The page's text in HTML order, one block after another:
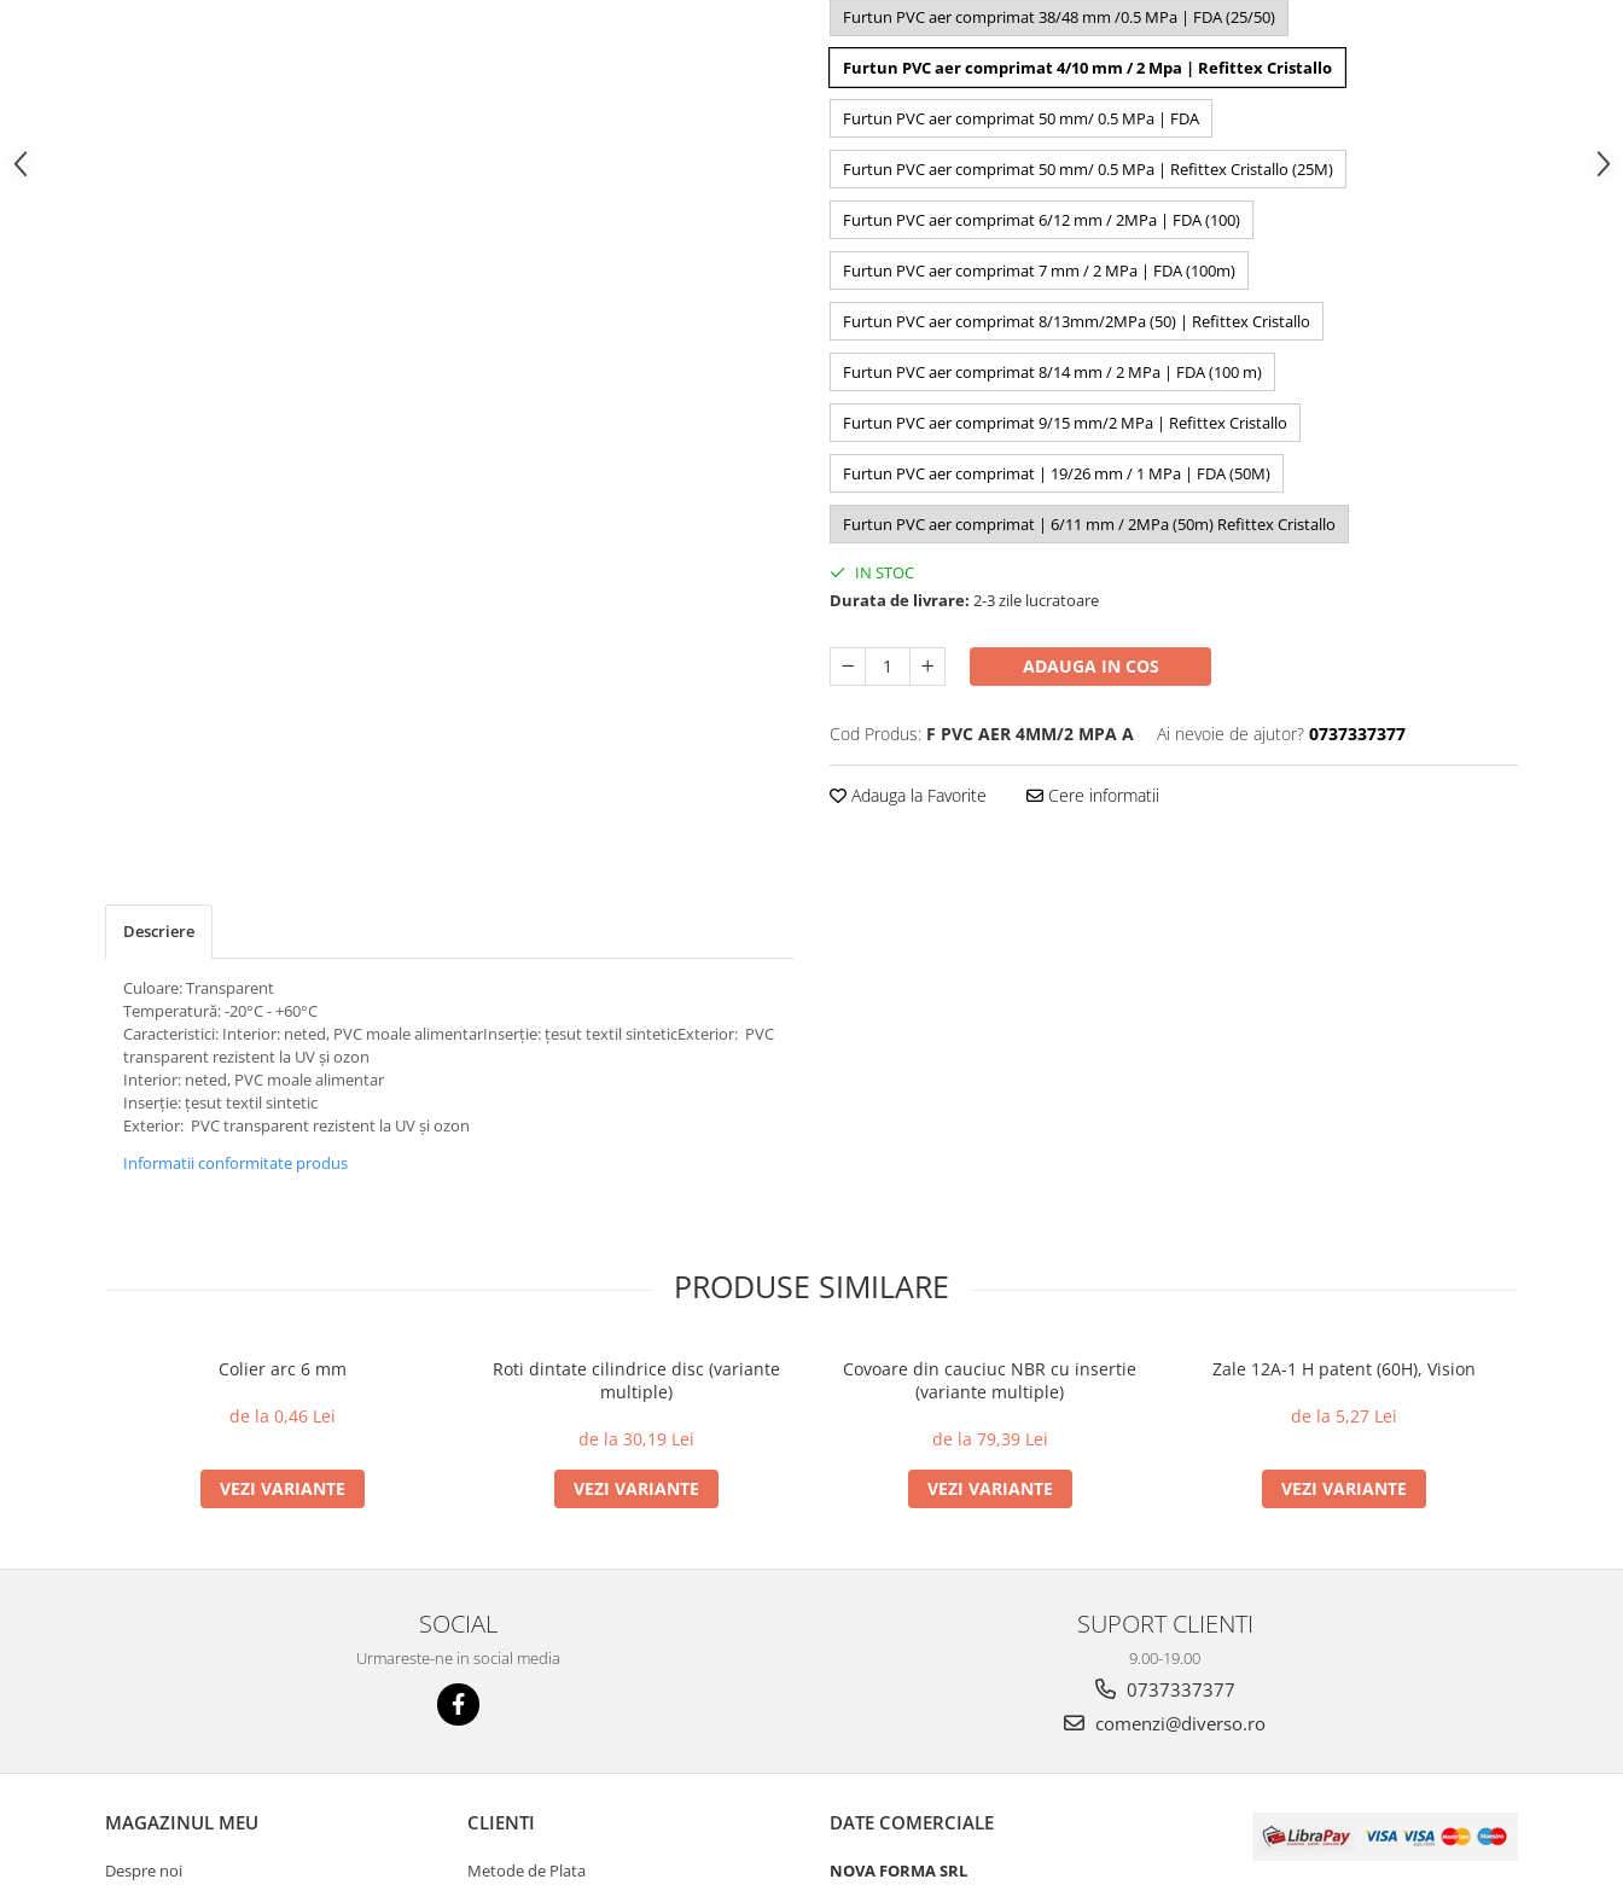
Furtun PVC aer comprimat 38/48 mm /0.5 MPa | FDA (25/50)
Furtun PVC aer comprimat 4/10 mm / 2 Mpa | Refittex Cristallo
Furtun PVC aer comprimat 50 mm/ 0.5 MPa | FDA
Furtun PVC aer comprimat 50 mm/ 0.5 MPa | Refittex Cristallo (25M)
Furtun PVC aer comprimat 6/12 mm / 2MPa | FDA (100)
Furtun PVC aer comprimat 7 mm / 2 MPa | FDA (100m)
Furtun PVC aer comprimat 8/13mm/2MPa (50) | Refittex Cristallo
Furtun PVC aer comprimat 8/14 mm / 2 MPa | FDA (100 m)
Furtun PVC aer comprimat 9/15 mm/2 MPa | Refittex Cristallo
Furtun PVC aer comprimat | 19/26 mm / 1 MPa | FDA (50M)
Furtun PVC aer comprimat | 6/11 mm / 2MPa (50m) Refittex Cristallo
IN STOC
Durata de livrare: 2-3 zile lucratoare
ADAUGA IN COS
Cod Produs: F PVC AER 4MM/2 MPA A Ai nevoie de ajutor? 0737337377
Adauga la Favorite Cere informatii
Descriere
Culoare: Transparent
Temperatură: -20°C - +60°C
Caracteristici: Interior: neted, PVC moale alimentarInserție: țesut textil sinteticExterior: PVC
transparent rezistent la UV și ozon
Interior: neted, PVC moale alimentar
Inserție: țesut textil sintetic
Exterior: PVC transparent rezistent la UV și ozon
Informatii conformitate produs
PRODUSE SIMILARE
Colier arc 6 mm
de la 0,46 Lei
VEZI VARIANTE
Roti dintate cilindrice disc (variante
multiple)
de la 30,19 Lei
VEZI VARIANTE
Covoare din cauciuc NBR cu insertie
(variante multiple)
de la 79,39 Lei
VEZI VARIANTE
Zale 12A-1 H patent (60H), Vision
de la 5,27 Lei
VEZI VARIANTE
SOCIAL
Urmareste-ne in social media
SUPORT CLIENTI
9.00-19.00
0737337377
comenzi@diverso.ro
MAGAZINUL MEU
Despre noi
CLIENTI
Metode de Plata
DATE COMERCIALE
NOVA FORMA SRL